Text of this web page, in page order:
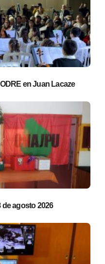
en Juan Lacaze
de agosto 2026